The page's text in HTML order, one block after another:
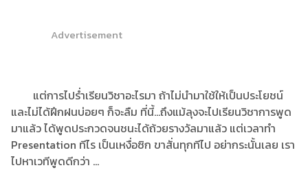
Advertisement
แต่การไปร่ำเรียนวิชาอะไรมา ถ้าไม่นำมาใช้ให้เป็นประโยชน์
และไม่ได้ฝึกฝนบ่อยๆ ก็จะลืม ที่นี้...ถึงแม้ลุงจะไปเรียนวิชาการพูด
มาแล้ว ได้พูดประกวดจนชนะได้ถ้วยรางวัลมาแล้ว แต่เวลาทำ
Presentation ทีไร เป็นเหงื่อซิก ขาสั่นทุกทีไป อย่ากระนั้นเลย เรา
ไปหาเวทีพูดดีกว่า ...